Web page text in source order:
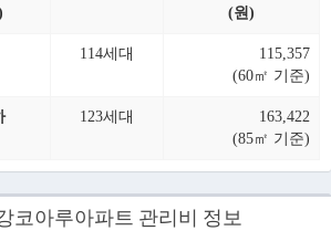
(원)
114세대
115,357
(60㎡ 기준)
123세대
163,422
(85㎡ 기준)
코아루아파트 관리비 정보